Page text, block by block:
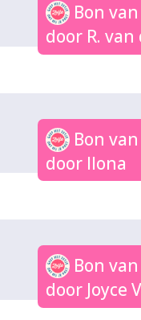
Bon
door R.
Bon
door Ilona
Bon
door Joyce